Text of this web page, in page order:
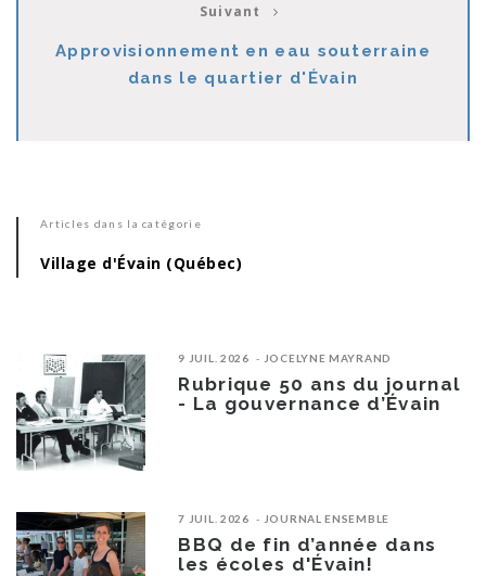
Suivant
Approvisionnement en eau souterraine
dans le quartier d'Évain
Articles dans la catégorie
Village d'Évain (Québec)
9 JUIL. 2026 JOCELYNE MAYRAND
Rubrique 50 ans du journal
- La gouvernance d’Évain
7 JUIL. 2026 JOURNAL ENSEMBLE
BBQ de fin d’année dans
les écoles d'Évain!